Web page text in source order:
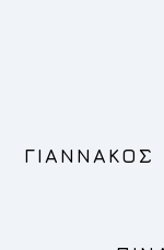
ΓΙΑΝΝΑΚΟΣ